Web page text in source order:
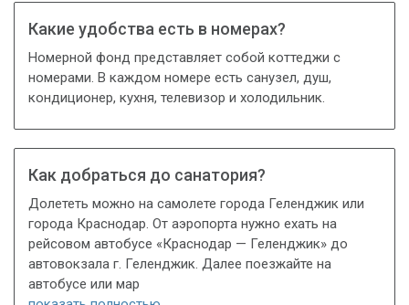
Какие удобства есть в номерах?
Номерной фонд представляет собой коттеджи с
номерами. В каждом номере есть санузел, душ,
кондиционер, кухня, телевизор и холодильник.
Как добраться до санатория?
Долететь можно на самолете города Геленджик или
города Краснодар. От аэропорта нужно ехать на
рейсовом автобусе «Краснодар — Геленджик» до
автовокзала г. Геленджик. Далее поезжайте на
автобусе или мар